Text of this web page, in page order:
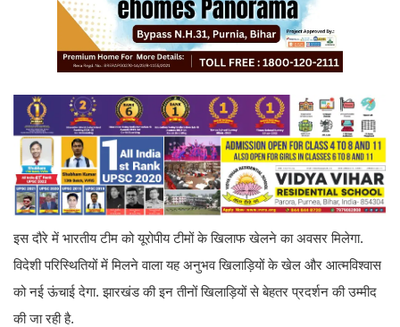
इस दौरे में भारतीय टीम को यूरोपीय टीमों के खिलाफ खेलने का अवसर मिलेगा.
विदेशी परिस्थितियों में मिलने वाला यह अनुभव खिलाड़ियों के खेल और आत्मविश्वास
को नई ऊंचाई देगा. झारखंड की इन तीनों खिलाड़ियों से बेहतर प्रदर्शन की उम्मीद
की जा रही है.